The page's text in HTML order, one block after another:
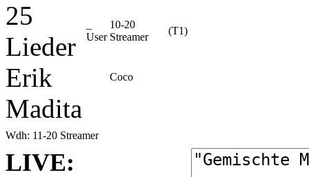
25
Lieder
User
10-20
Streamer
(T1)
Erik Coco
Madita
Wdh: 11-20 Streamer
LIVE: